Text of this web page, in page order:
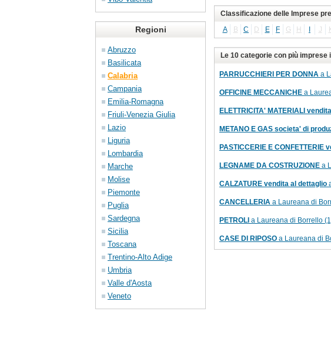
Regioni
Abruzzo
Basilicata
Calabria
Campania
Emilia-Romagna
Friuli-Venezia Giulia
Lazio
Liguria
Lombardia
Marche
Molise
Piemonte
Puglia
Sardegna
Sicilia
Toscana
Trentino-Alto Adige
Umbria
Valle d'Aosta
Veneto
Classificazione delle Imprese
A
B C D E F G H J
Le 10 categorie con più imprese
PARRUCCHIERI PER DONNA a
OFFICINE MECCANICHE a
ELETTRICITA' MATERIALI
METANO E GAS societa' di
PASTICCERIE E CONFETTERIE
LEGNAME DA COSTRUZIONE a
CALZATURE vendita al dettaglio
CANCELLERIA a Laureana di
PETROLI a Laureana di Borrello
CASE DI RIPOSO a Laureana di